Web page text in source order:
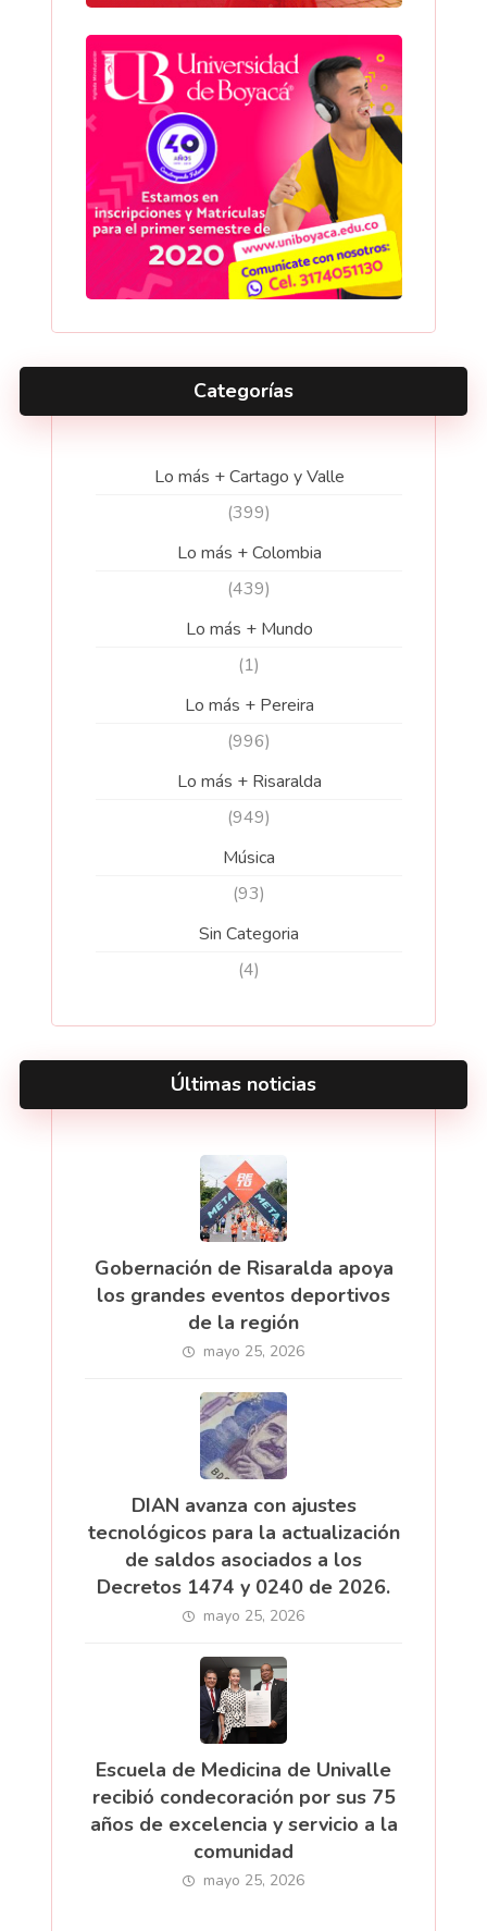
Categorías
Lo más + Cartago y Valle
(399)
Lo más + Colombia
(439)
Lo más + Mundo
(1)
Lo más + Pereira
(996)
Lo más + Risaralda
(949)
Música
(93)
Sin Categoria
(4)
Últimas noticias
Gobernación de Risaralda apoya
los grandes eventos deportivos
de la región
mayo 25, 2026
DIAN avanza con ajustes
tecnológicos para la actualización
de saldos asociados a los
Decretos 1474 y 0240 de 2026.
mayo 25, 2026
Escuela de Medicina de Univalle
recibió condecoración por sus 75
años de excelencia y servicio a la
comunidad
mayo 25, 2026